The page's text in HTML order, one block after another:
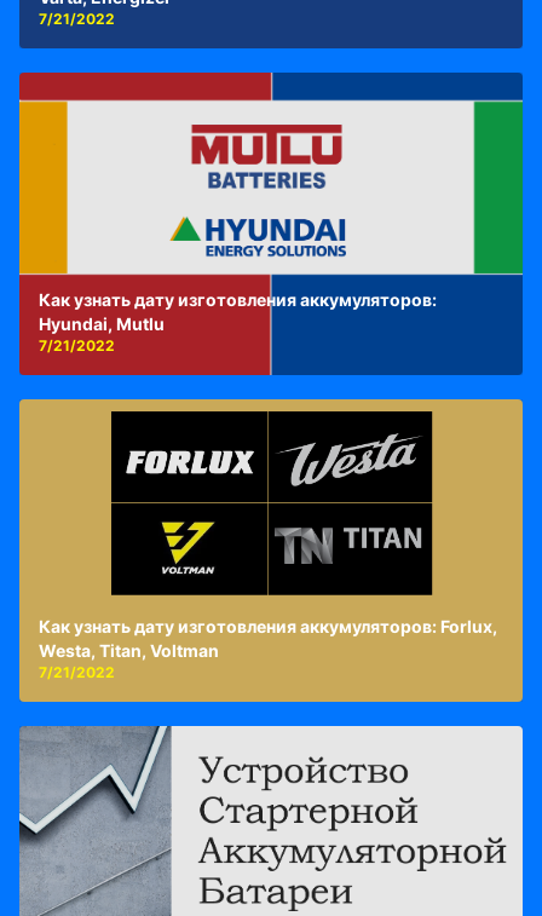
7/21/2022
Как узнать дату изготовления аккумуляторов:
Hyundai, Mutlu
7/21/2022
Как узнать дату изготовления аккумуляторов: Forlux,
Westa, Titan, Voltman
7/21/2022